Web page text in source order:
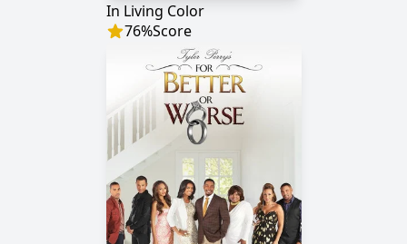
In Living Color
76%Score